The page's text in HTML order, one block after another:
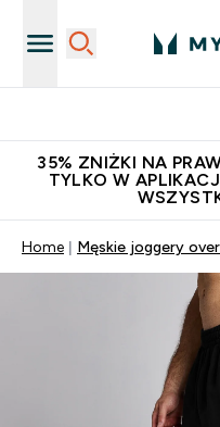
35% ZNIŻKI NA
TYLKO W
Home Męskie joggery